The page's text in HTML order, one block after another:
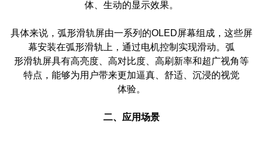
体、生动的显示效果。
具体来说，弧形滑轨屏由一系列的OLED屏幕组成，这些屏
幕安装在弧形滑轨上，通过电机控制实现滑动。弧
形滑轨屏具有高亮度、高对比度、高刷新率和超广视角等
特点，能够为用户带来更加逼真、舒适、沉浸的视觉
体验。
二、应用场景